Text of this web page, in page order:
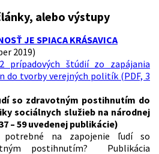
alebo výstupy
JE SPIACA KRÁSAVICA
2019)
prípadových štúdií zo zapájania
do tvorby verejných politík (PDF, 3
so zdravotným postihnutím do
sociálnych služieb na národnej
– 59 uvedenej publikácie)
na zapojenie ľudí so
postihnutím? Publikácia